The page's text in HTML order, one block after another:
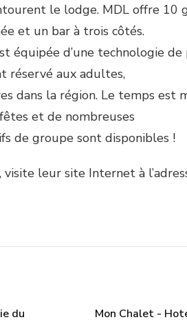
le lodge. MDL offre 10
et un bar à trois côtés.
équipée d’une technologie
réservé aux adultes,
dans la région. Le temps est
et de nombreuses
de groupe sont disponibles !
leur site Internet à
du
Mon Chalet -